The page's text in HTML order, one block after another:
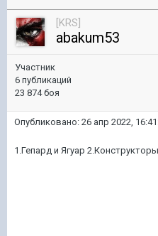
[KRS]
abakum53
Участник
6 публикаций
23 874 боя
Опубликовано: 26 апр 2022,
1.Гепард и Ягуар